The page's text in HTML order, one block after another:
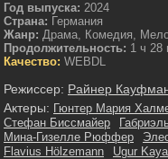
Год выпуска: 2024
Страна: Германия
Жанр: Драма, Комедия,
Продолжительность: 1 ч 28
Качество: WEBDL
Режиссер: Райнер
Актеры: Гюнтер Мария
Стефан Биссмайер
Мина-Гизелле Рюффер
Flavius Hölzemann
Ugur Kaya